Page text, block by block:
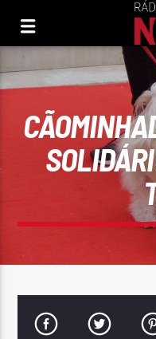
ET SI TU N'EXISTAIS